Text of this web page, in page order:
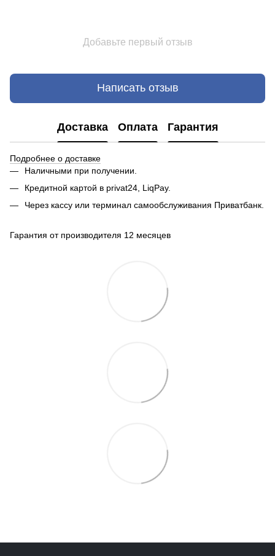
Добавьте первый отзыв
Написать отзыв
Доставка Оплата Гарантия
Подробнее о доставке
Наличными при получении.
Кредитной картой в privat24, LiqPay.
Через кассу или терминал самообслуживания Приватбанк.
Гарантия от производителя 12 месяцев